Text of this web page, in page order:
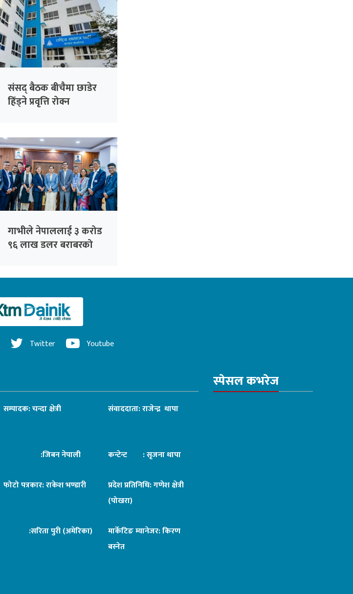
संसद् बैठक बीचैमा छाडेर
हिँड्ने प्रवृत्ति रोक्न
विश्लेषण गरिँदै
गाभीले नेपाललाई ३ करोड
९६ लाख डलर बराबरको
Twitter Youtube
सम्पादक: चन्दा क्षेत्री संवाददाता: राजेन्द्र थापा
:जिबन नेपाली कन्टेन्ट : सृजना थापा
फोटो पत्रकार: राकेश भण्डारी
प्रदेश प्रतिनिधि: गणेश क्षेत्री
(पोखरा)
:सरिता पुरी (अमेरिका)
मार्केटिङ म्यानेजर: किरण
बस्नेत
स्पेसल कभरेज